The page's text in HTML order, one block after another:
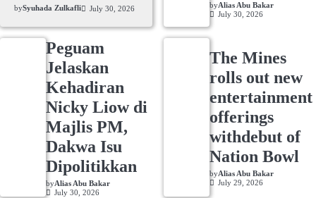
bySyuhada Zulkafli July 30, 2026 byAlias Abu Bakar
July 30, 2026
Peguam
Jelaskan
Kehadiran
Nicky Liow di
Majlis PM,
Dakwa Isu
Dipolitikkan
byAlias Abu Bakar
July 30, 2026
The Mines
rolls out new
entertainment
offerings
withdebut of
Nation Bowl
byAlias Abu Bakar
July 29, 2026